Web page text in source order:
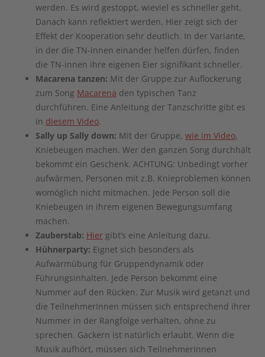
werden. Es wird gestoppt, wieviel es schneller geht.
Danach kann reflektiert werden. Hier zeigt sich der
Effekt der Kooperation sehr deutlich. In der Variante,
in der die TN-innen einander helfen dürfen, finden
die TN-innen ihre eigenen Eier signifikant schneller.
Macarena tanzen: Mit der Gruppe zur Auflockerung
zum Song Macarena den typischen Tanz
durchführen. Eine Anleitung der Tanzschritte gibt es
in diesem Video.
Sally up Sally down: Mit der Gruppe, wie im Video,
Kniebeugen machen. Wer den ganzen Song durchhält
bekommt ein Geschenk. ACHTUNG: Unbedingt vorher
aufwärmen, Personen mit z.B. Knieproblemen können
womöglich nicht mitmachen. Jede Person soll die
Kniebeugen in ihrem eigenen Bewegungsumfang
machen.
Zauberstab: Hier gibt’s eine Anleitung dazu.
Hühnerparty: Eignet sich besonders als
Aufwärmübung für Gruppendynamik oder
Führungsinhalten. Jede Person bekommt eine
Nummer auf den Rücken. Zur Musik wird getanzt und
die TeilnehmerInnen müssen sich entsprechend ihrer
Nummer in der Rangfolge verhalten, ohne zu
sprechen. Gackern ist natürlich erlaubt. Wenn die
Musik aufhört, müssen sich TeilnehmerInnen